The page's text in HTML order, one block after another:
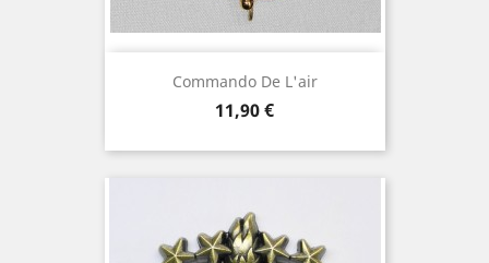
Commando De L'air
Prix
11,90 €